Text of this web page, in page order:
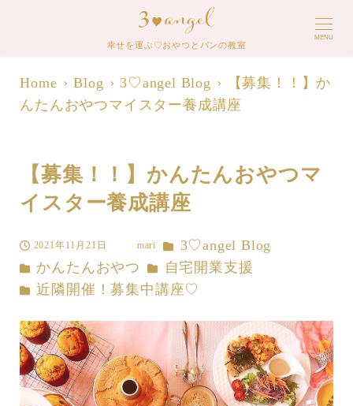
幸せを運ぶ♡おやつとパンの教室
MENU
Home Blog 3♡angel Blog
【募集！！】か
んたんおやつマイスター養成講座
【募集！！】かんたんおやつマ
イスター養成講座
投稿日
2021年11月21日
者
mari カテゴリー
3♡angel Blog
カテゴリー
かんたんおやつ カテゴリー
自宅開業支援
カテゴリー
近隣開催！募集中講座♡